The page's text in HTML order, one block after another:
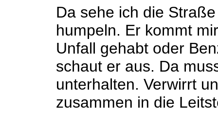
Da sehe ich die
humpeln. Er kommt
Unfall gehabt oder
schaut er aus. Da
unterhalten. Verwirrt
zusammen in die